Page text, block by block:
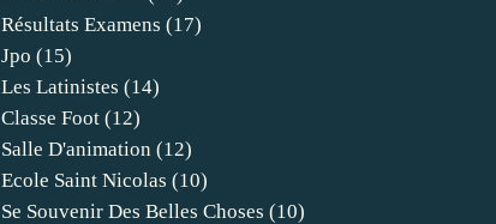
Résultats Examens (17)
Jpo (15)
Les Latinistes (14)
Classe Foot (12)
Salle D'animation (12)
Ecole Saint Nicolas (10)
Se Souvenir Des Belles Choses (10)